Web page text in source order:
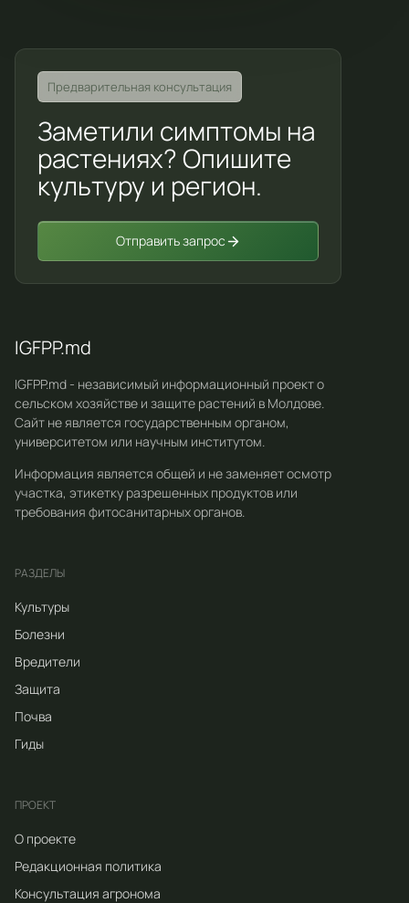
Предварительная консультация
Заметили симптомы на
растениях? Опишите
культуру и регион.
Отправить запрос
IGFPP.md
IGFPP.md - независимый информационный проект о
сельском хозяйстве и защите растений в Молдове.
Сайт не является государственным органом,
университетом или научным институтом.
Информация является общей и не заменяет осмотр
участка, этикетку разрешенных продуктов или
требования фитосанитарных органов.
РАЗДЕЛЫ
Культуры
Болезни
Вредители
Защита
Почва
Гиды
ПРОЕКТ
О проекте
Редакционная политика
Консультация агронома